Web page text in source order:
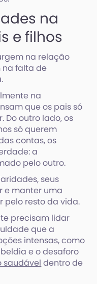
na
e filhos
na relação
na falta de
na
que os pais só
Do outro lado, os
só querem
contas, os
a
pelo outro.
seus
e manter uma
pelo resto da vida.
precisam lidar
que a
intensas, como
e o desaforo
saudável dentro de